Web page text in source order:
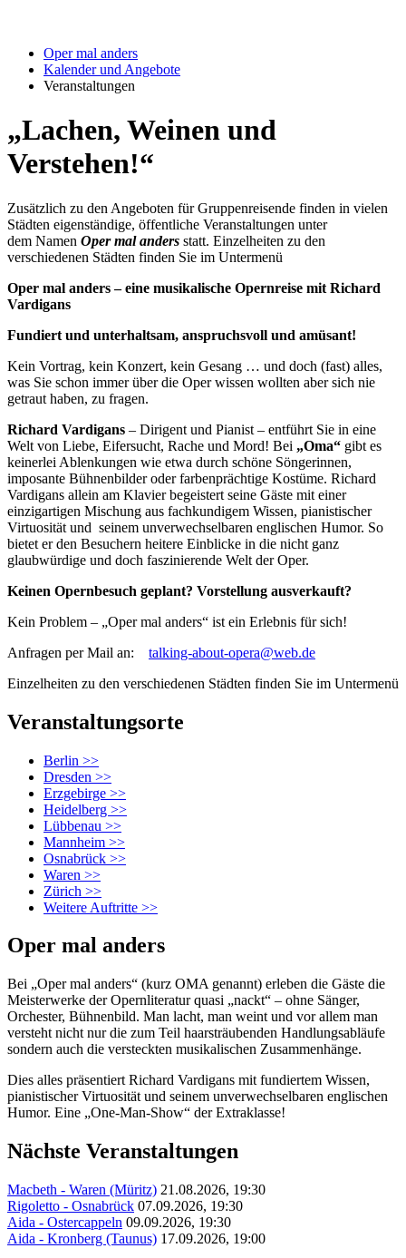
Oper mal anders
Kalender und Angebote
Veranstaltungen
„Lachen, Weinen und
Verstehen!“
Zusätzlich zu den Angeboten für Gruppenreisende finden in vielen
Städten eigenständige, öffentliche Veranstaltungen unter
dem Namen Oper mal anders statt. Einzelheiten zu den
verschiedenen Städten finden Sie im Untermenü
Oper mal anders – eine musikalische Opernreise mit Richard
Vardigans
Fundiert und unterhaltsam, anspruchsvoll und amüsant!
Kein Vortrag, kein Konzert, kein Gesang … und doch (fast) alles,
was Sie schon immer über die Oper wissen wollten aber sich nie
getraut haben, zu fragen.
Richard Vardigans – Dirigent und Pianist – entführt Sie in eine
Welt von Liebe, Eifersucht, Rache und Mord! Bei „Oma“ gibt es
keinerlei Ablenkungen wie etwa durch schöne Söngerinnen,
imposante Bühnenbilder oder farbenprächtige Kostüme. Richard
Vardigans allein am Klavier begeistert seine Gäste mit einer
einzigartigen Mischung aus fachkundigem Wissen, pianistischer
Virtuosität und seinem unverwechselbaren englischen Humor. So
bietet er den Besuchern heitere Einblicke in die nicht ganz
glaubwürdige und doch faszinierende Welt der Oper.
Keinen Opernbesuch geplant? Vorstellung ausverkauft?
Kein Problem – „Oper mal anders“ ist ein Erlebnis für sich!
Anfragen per Mail an: talking-about-opera@web.de
Einzelheiten zu den verschiedenen Städten finden Sie im Untermenü
Veranstaltungsorte
Berlin >>
Dresden >>
Erzgebirge >>
Heidelberg >>
Lübbenau >>
Mannheim >>
Osnabrück >>
Waren >>
Zürich >>
Weitere Auftritte >>
Oper mal anders
Bei „Oper mal anders“ (kurz OMA genannt) erleben die Gäste die
Meisterwerke der Opernliteratur quasi „nackt“ – ohne Sänger,
Orchester, Bühnenbild. Man lacht, man weint und vor allem man
versteht nicht nur die zum Teil haarsträubenden Handlungsabläufe
sondern auch die versteckten musikalischen Zusammenhänge.
Dies alles präsentiert Richard Vardigans mit fundiertem Wissen,
pianistischer Virtuosität und seinem unverwechselbaren englischen
Humor. Eine „One-Man-Show“ der Extraklasse!
Nächste Veranstaltungen
Macbeth - Waren (Müritz) 21.08.2026, 19:30
Rigoletto - Osnabrück 07.09.2026, 19:30
Aida - Ostercappeln 09.09.2026, 19:30
Aida - Kronberg (Taunus) 17.09.2026, 19:00